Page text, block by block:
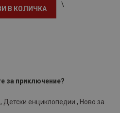
В КОЛИЧКА
\
за приключение?
, Детски енциклопедии , Ново за